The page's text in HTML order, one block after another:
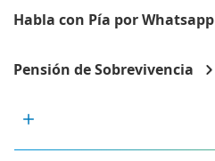
Habla con Pía por Whatsapp
Pensión de Sobrevivencia